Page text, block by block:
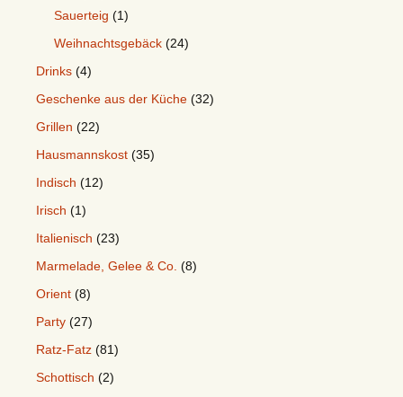
Sauerteig (1)
Weihnachtsgebäck (24)
Drinks (4)
Geschenke aus der Küche (32)
Grillen (22)
Hausmannskost (35)
Indisch (12)
Irisch (1)
Italienisch (23)
Marmelade, Gelee & Co. (8)
Orient (8)
Party (27)
Ratz-Fatz (81)
Schottisch (2)